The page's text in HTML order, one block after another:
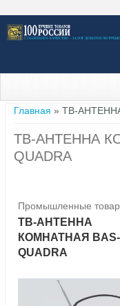
Вы здесь
Главная » ТВ-
ТВ-АНТЕННА
QUADRA
Промышленные
ТВ-АНТЕННА
КОМНАТНАЯ BAS-
QUADRA